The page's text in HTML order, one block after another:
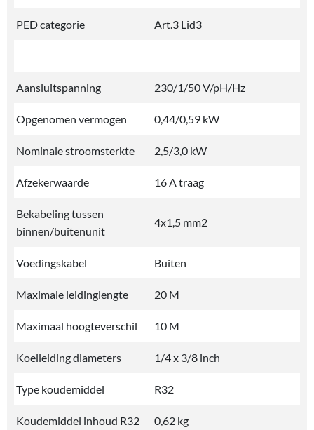
PED categorie Art.3 Lid3
Aansluitspanning 230/1/50 V/pH/Hz
Opgenomen vermogen 0,44/0,59 kW
Nominale stroomsterkte 2,5/3,0 kW
Afzekerwaarde 16 A traag
Bekabeling tussen
binnen/buitenunit
4x1,5 mm2
Voedingskabel Buiten
Maximale leidinglengte 20 M
Maximaal hoogteverschil 10 M
Koelleiding diameters 1/4 x 3/8 inch
Type koudemiddel R32
Koudemiddel inhoud R32 0,62 kg